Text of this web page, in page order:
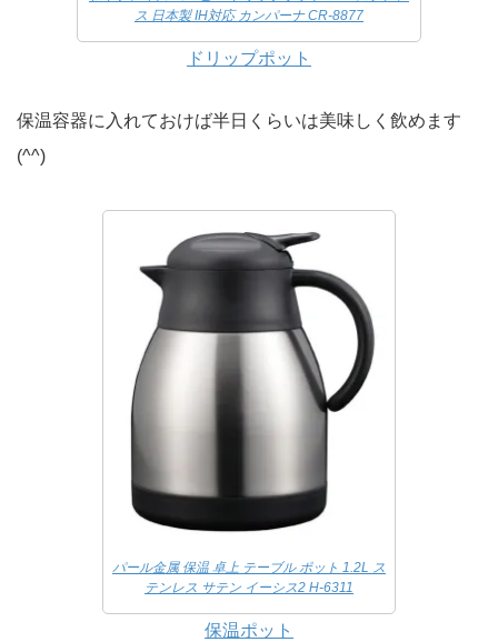
ス 日本製 IH対応 カンパーナ CR-8877
ドリップポット
保温容器に入れておけば半日くらいは美味しく飲めます
(^^)
パール金属 保温 卓上 テーブル ポット 1.2L ス
テンレス サテン イーシス2 H-6311
保温ポット